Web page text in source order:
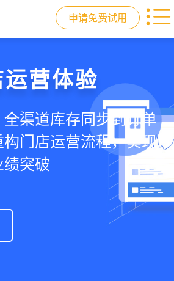
申请免费试用
就用店易
库存+会员增长+小程序
解决开店管店及业绩
营体验
渠道库存同步到订单
门店运营流程，实现
突破
员增长
精准营销到优惠券互
量沉淀和会员复购，
销效果
意边界
、线上引流到线下售
售渠道，拓展生意边
验